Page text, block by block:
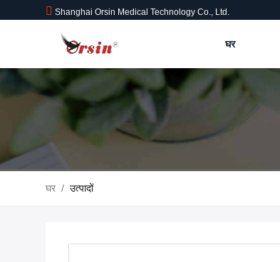
Shanghai Orsin Medical Technology Co., Ltd.
घर
घर / उत्पादों